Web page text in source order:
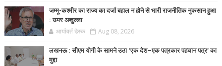
जम्मू-कश्मीर का राज्य का दर्जा बहाल न होने से भारी राजनीतिक नुकसान हुआ
: उमर अब्दुल्ला
आर्यावर्त डेस्क Aug 08, 2026
लखनऊ : सीएम योगी के सामने उठा ‘एक देश–एक पत्रकार पहचान पत्र’ का
मुद्दा